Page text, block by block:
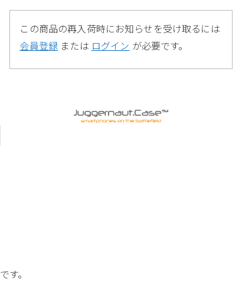
この商品の再入荷時にお知らせを受け取るには
会員登録 または ログイン が必要です。
。